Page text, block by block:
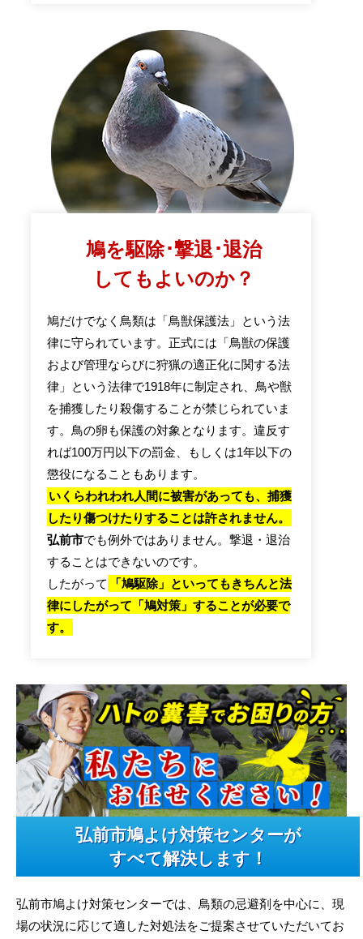
鳩を駆除･撃退･退治
してもよいのか？
鳩だけでなく鳥類は「鳥獣保護法」という法
律に守られています。正式には「鳥獣の保護
および管理ならびに狩猟の適正化に関する法
律」という法律で1918年に制定され、鳥や獣
を捕獲したり殺傷することが禁じられていま
す。鳥の卵も保護の対象となります。違反す
れば100万円以下の罰金、もしくは1年以下の
懲役になることもあります。
いくらわれわれ人間に被害があっても、捕獲
したり傷つけたりすることは許されません。
弘前市でも例外ではありません。撃退・退治
することはできないのです。
したがって
「鳩駆除」といってもきちんと法
律にしたがって「鳩対策」することが必要で
す。
弘前市鳩よけ対策センターが
すべて解決します！
弘前市鳩よけ対策センターでは、鳥類の忌避剤を中心に、現
場の状況に応じて適した対処法をご提案させていただいてお